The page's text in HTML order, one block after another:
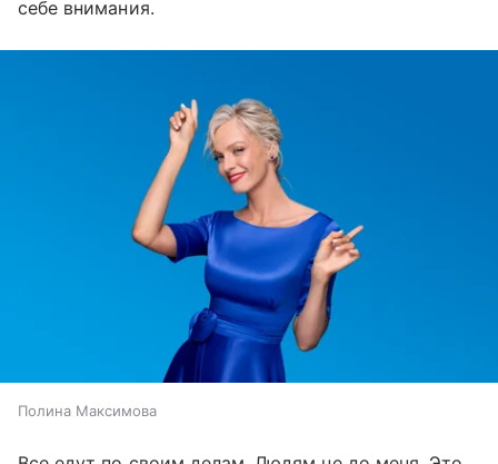
себе внимания.
Полина Максимова